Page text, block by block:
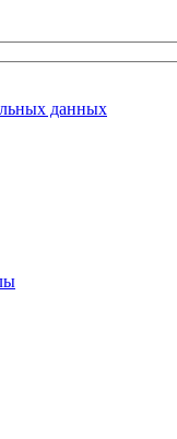
данных